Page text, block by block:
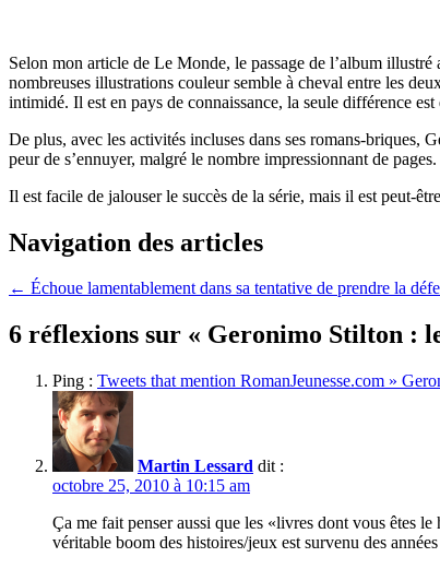
Selon mon article de Le Monde, le passage de l’album
nombreuses illustrations couleur semble à cheval entre les
intimidé. Il est en pays de connaissance, la seule différence
De plus, avec les activités incluses dans ses romans-briques,
peur de s’ennuyer, malgré le nombre impressionnant de pages.
Il est facile de jalouser le succès de la série, mais il est peut-
Navigation des articles
← Échoue lamentablement dans sa tentative de prendre la
6 réflexions sur « Geronimo Stilton :
Ping : Tweets that mention RomanJeunesse.com »
Martin Lessard dit :
octobre 25, 2010 à 10:15 am
Ça me fait penser aussi que les «livres dont vous êtes
véritable boom des histoires/jeux est survenu des